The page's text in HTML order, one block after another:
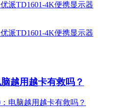
越用越卡有救吗？